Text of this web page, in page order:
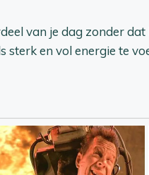
van je dag zonder dat
sterk en vol energie te